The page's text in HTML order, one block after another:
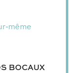
même
BOCAUX